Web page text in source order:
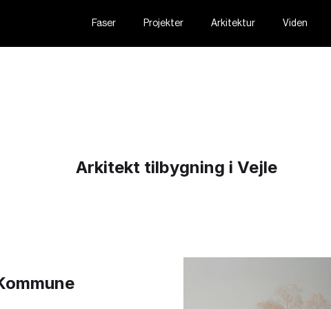
Faser Projekter Arkitektur Viden
Arkitekt tilbygning i Vejle